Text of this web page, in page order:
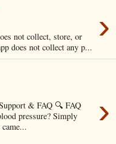
›
not collect, store, or
does not collect any p...
›
& FAQ 🔍 FAQ
pressure? Simply